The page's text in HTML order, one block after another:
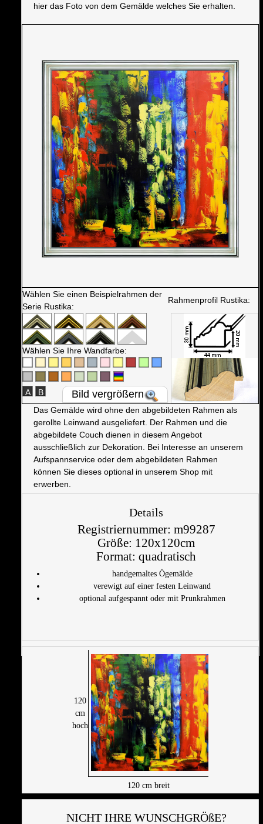
hier das Foto von dem Gemälde welches Sie erhalten.
Wählen Sie einen Beispielrahmen der
Serie Rustika:
Rahmenprofil Rustika:
Wählen Sie Ihre Wandfarbe:
A B Bild vergrößern
Das Gemälde wird ohne den abgebildeten Rahmen als
gerollte Leinwand ausgeliefert. Der Rahmen und die
abgebildete Couch dienen in diesem Angebot
ausschließlich zur Dekoration. Bei Interesse an unserem
Aufspannservice oder dem abgebildeten Rahmen
können Sie dieses optional in unserem Shop mit
erwerben.
Details
Registriernummer: m99287
Größe: 120x120cm
Format: quadratisch
handgemaltes Ögemälde
verewigt auf einer festen Leinwand
optional aufgespannt oder mit Prunkrahmen
120
cm
hoch
120cm breit
NICHT IHRE WUNSCHGRÖßE?